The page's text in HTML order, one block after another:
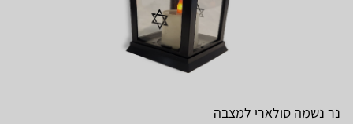
נר נשמה סולארי למצבה